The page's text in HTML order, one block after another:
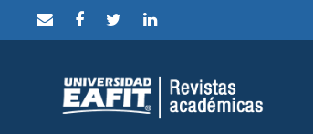
to
Main
Navigation